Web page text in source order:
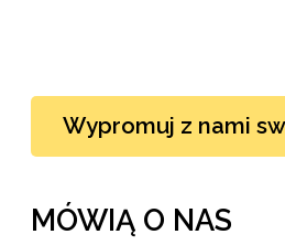
Wypromuj z nami
MÓWIĄ O NAS